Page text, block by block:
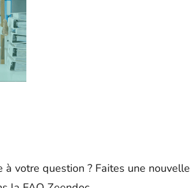
votre question ? Faites une nouvelle